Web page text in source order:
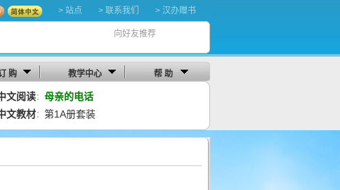
> 站点 > 联系我们 > 汉办赠书
向好友推荐
购 教学中心 帮 助
文阅读： 母亲的电话
文教材： 第1A册套装